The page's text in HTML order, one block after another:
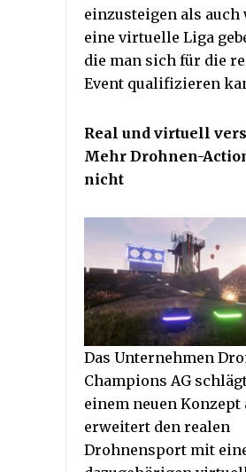
einzusteigen als auch
eine virtuelle Liga
die man sich für die
Event qualifizieren
Real und virtuell
Mehr Drohnen-
nicht
Das Unternehmen
Champions AG
einem neuen Konzept
erweitert den realen
Drohnensport mit